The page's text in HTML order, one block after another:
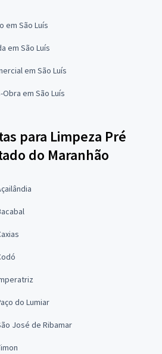
em São Luís
em São Luís
em São Luís
em São Luís
para Limpeza Pré
do Maranhão
do Lumiar
José de Ribamar